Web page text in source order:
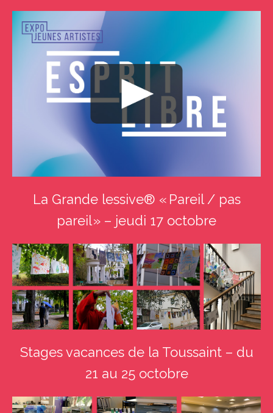
La Grande lessive® « Pareil / pas
pareil » – jeudi 17 octobre
Stages vacances de la Toussaint – du
21 au 25 octobre